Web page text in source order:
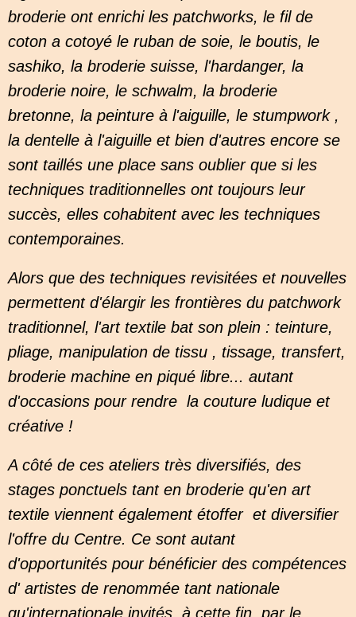
broderie ont enrichi les patchworks, le fil de
coton a cotoyé le ruban de soie, le boutis, le
sashiko, la broderie suisse, l'hardanger, la
broderie noire, le schwalm, la broderie
bretonne, la peinture à l'aiguille, le stumpwork ,
la dentelle à l'aiguille et bien d'autres encore se
sont taillés une place sans oublier que si les
techniques traditionnelles ont toujours leur
succès, elles cohabitent avec les techniques
contemporaines.
Alors que des techniques revisitées et nouvelles
permettent d'élargir les frontières du patchwork
traditionnel, l'art textile bat son plein : teinture,
pliage, manipulation de tissu , tissage, transfert,
broderie machine en piqué libre... autant
d'occasions pour rendre la couture ludique et
créative !
A côté de ces ateliers très diversifiés, des
stages ponctuels tant en broderie qu'en art
textile viennent également étoffer et diversifier
l'offre du Centre. Ce sont autant
d'opportunités pour bénéficier des compétences
d' artistes de renommée tant nationale
qu'internationale invités, à cette fin, par le